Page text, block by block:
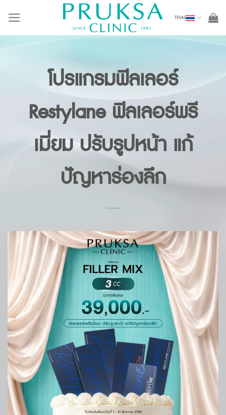
content
THAI
โปรแกรมฟิลเลอร์
Restylane ฟิลเลอร์พรี
เมี่ยม ปรับรูปหน้า แก้
ปัญหาร่องลึก